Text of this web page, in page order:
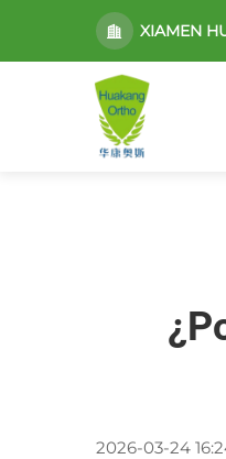
XIAMEN
2026-03-24